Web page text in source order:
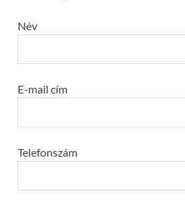
Név
E-mail cím
Telefonszám